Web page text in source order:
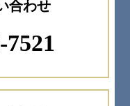
合わせ
7521